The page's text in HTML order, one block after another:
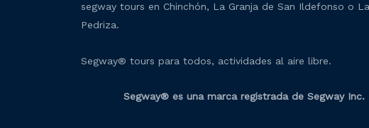
segway tours en Chinchón, La Granja de San Ildefonso o La
Pedriza.
Segway® tours para todos, actividades al aire libre.
Segway® es una marca registrada de Segway Inc.